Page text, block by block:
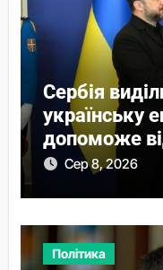
Сербія
українську
допоможе
містСер 8, 2026
Політика